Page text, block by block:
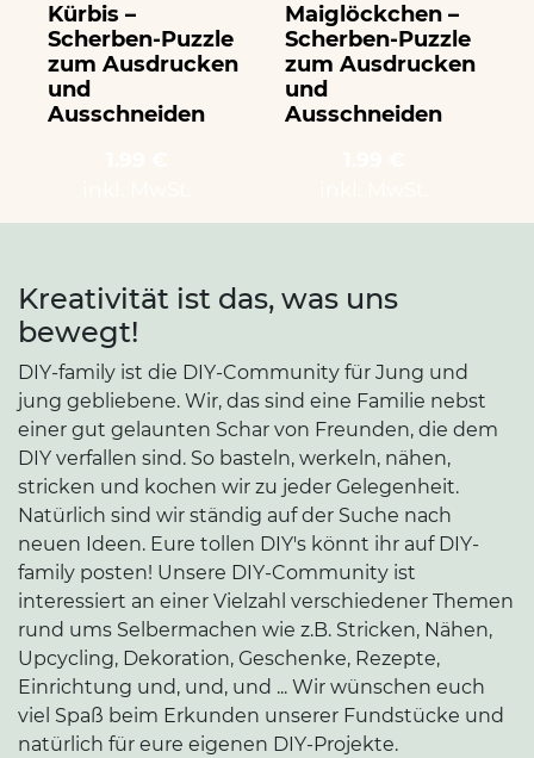
Kürbis –
Scherben-Puzzle
zum Ausdrucken
und
Ausschneiden
Maiglöckchen –
Scherben-Puzzle
zum Ausdrucken
und
Ausschneiden
Kreativität ist das, was uns
bewegt!
DIY-family ist die DIY-Community für Jung und
jung gebliebene. Wir, das sind eine Familie nebst
einer gut gelaunten Schar von Freunden, die dem
DIY verfallen sind. So basteln, werkeln, nähen,
stricken und kochen wir zu jeder Gelegenheit.
Natürlich sind wir ständig auf der Suche nach
neuen Ideen. Eure tollen DIY's könnt ihr auf DIY-
family posten! Unsere DIY-Community ist
interessiert an einer Vielzahl verschiedener Themen
rund ums Selbermachen wie z.B. Stricken, Nähen,
Upcycling, Dekoration, Geschenke, Rezepte,
Einrichtung und, und, und ... Wir wünschen euch
viel Spaß beim Erkunden unserer Fundstücke und
natürlich für eure eigenen DIY-Projekte.